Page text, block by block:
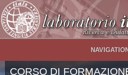
Salta al contenuto principale
NAVIGATION
CORSO DI